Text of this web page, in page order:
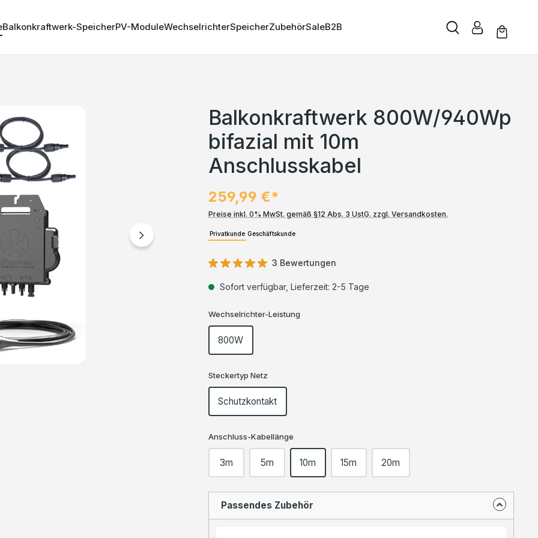
Balkonkraftwerk-SpeicherPV-ModuleWechselrichterSpeicherZubehörSaleB2B
Balkonkraftwerk 800W/940Wp
bifazial mit 10m
Anschlusskabel
259,99 €*
Preise inkl. 0% MwSt. gemäß §12 Abs. 3 UstG. zzgl. Versandkosten.
Privatkunde Geschäftskunde
3 Bewertungen
Sofort verfügbar, Lieferzeit: 2-5 Tage
Wechselrichter-Leistung
800W
Steckertyp Netz
Schutzkontakt
Anschluss-Kabellänge
3m 5m 10m 15m 20m
Passendes Zubehör